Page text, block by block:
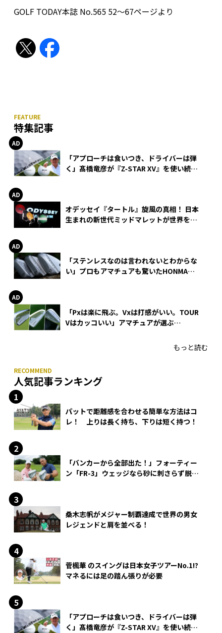
GOLF TODAY本誌 No.565 52〜67ページより
特集記事
「アプローチは食いつき、ドライバーは弾
く」髙橋竜彦が『Z-STAR XV』を使い続け
オデッセイ『タートル』旋風の真相！ 日本
生まれの新世代ミッドマレットが世界を席
「ステンレスなのは言われないとわからな
い」プロもアマチュアも驚いたHONMA
「Pxは楽に飛ぶ。Vxは打感がいい。TOUR
Vはカッコいい」アマチュアが選ぶ
もっと読む
人気記事ランキング
パットで距離感を合わせる簡単な方法はコ
レ！ 上りは長く持ち、下りは短く持つ！
「バンカーから全部出た！」フォーティー
ン「FR-3」ウェッジなら砂に刺さらず脱出
桑木志帆がメジャー制覇達成で世界の男女
レジェンドと肩を並べる！
菅楓華 のスイングは日本女子ツアーNo.1!?
マネるには足の踏ん張りが必要
「アプローチは食いつき、ドライバーは弾
く」髙橋竜彦が『Z-STAR XV』を使い続け